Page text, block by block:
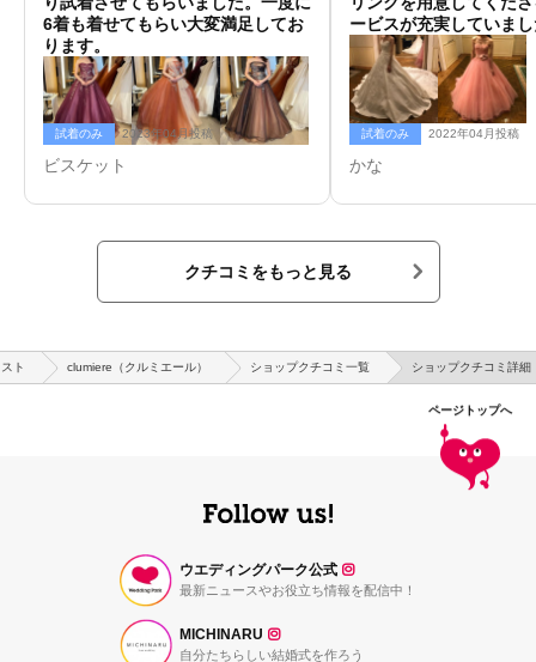
6着も着せてもらい大変満足してお
ります。
試着のみ 2023年04月投稿
ビスケット
ービスが充実していま
試着のみ 2022年04月投稿
かな
クチコミをもっと見る
ト clumiere（クルミエール） ショップクチコミ一覧 ショップクチコミ詳細
ページトップへ
ウエディングパーク公式
最新ニュースやお役立ち情報を配信中！
MICHINARU
自分たちらしい結婚式を作ろう